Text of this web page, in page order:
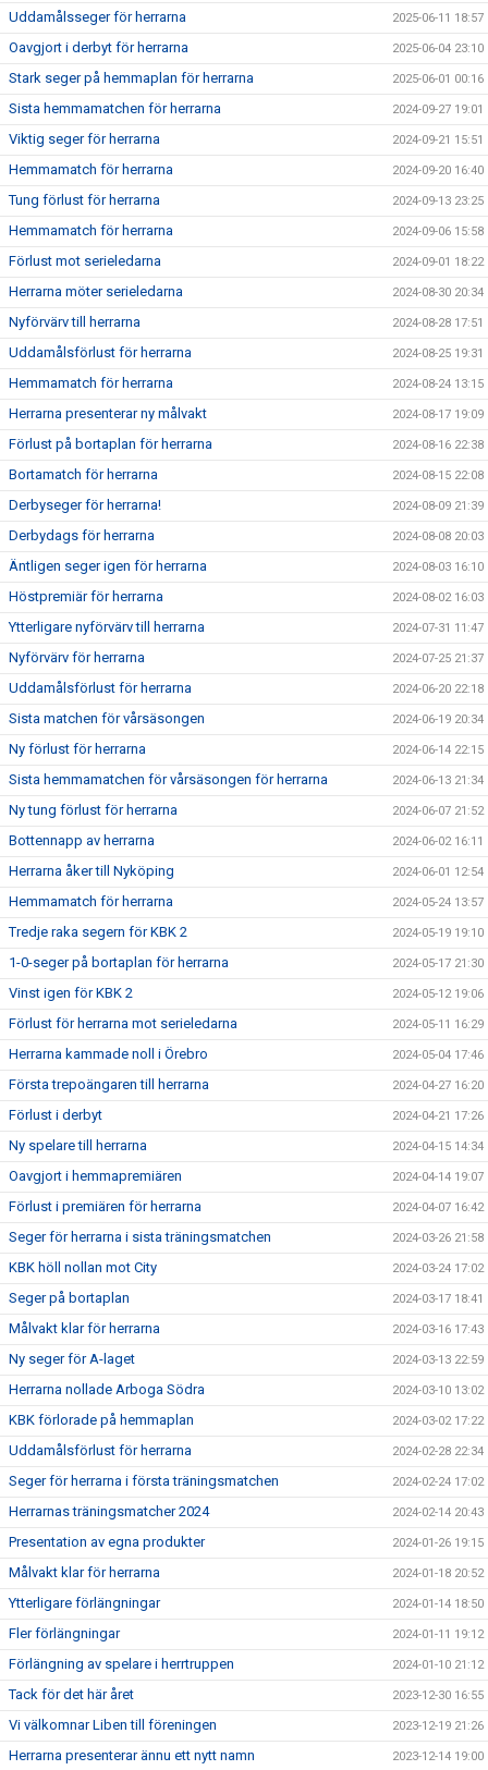
Uddamålsseger för herrarna 2025-06-11 18:57
Oavgjort i derbyt för herrarna 2025-06-04 23:10
Stark seger på hemmaplan för herrarna 2025-06-01 00:16
Sista hemmamatchen för herrarna 2024-09-27 19:01
Viktig seger för herrarna 2024-09-21 15:51
Hemmamatch för herrarna 2024-09-20 16:40
Tung förlust för herrarna 2024-09-13 23:25
Hemmamatch för herrarna 2024-09-06 15:58
Förlust mot serieledarna 2024-09-01 18:22
Herrarna möter serieledarna 2024-08-30 20:34
Nyförvärv till herrarna 2024-08-28 17:51
Uddamålsförlust för herrarna 2024-08-25 19:31
Hemmamatch för herrarna 2024-08-24 13:15
Herrarna presenterar ny målvakt 2024-08-17 19:09
Förlust på bortaplan för herrarna 2024-08-16 22:38
Bortamatch för herrarna 2024-08-15 22:08
Derbyseger för herrarna! 2024-08-09 21:39
Derbydags för herrarna 2024-08-08 20:03
Äntligen seger igen för herrarna 2024-08-03 16:10
Höstpremiär för herrarna 2024-08-02 16:03
Ytterligare nyförvärv till herrarna 2024-07-31 11:47
Nyförvärv för herrarna 2024-07-25 21:37
Uddamålsförlust för herrarna 2024-06-20 22:18
Sista matchen för vårsäsongen 2024-06-19 20:34
Ny förlust för herrarna 2024-06-14 22:15
Sista hemmamatchen för vårsäsongen för herrarna 2024-06-13 21:34
Ny tung förlust för herrarna 2024-06-07 21:52
Bottennapp av herrarna 2024-06-02 16:11
Herrarna åker till Nyköping 2024-06-01 12:54
Hemmamatch för herrarna 2024-05-24 13:57
Tredje raka segern för KBK 2 2024-05-19 19:10
1-0-seger på bortaplan för herrarna 2024-05-17 21:30
Vinst igen för KBK 2 2024-05-12 19:06
Förlust för herrarna mot serieledarna 2024-05-11 16:29
Herrarna kammade noll i Örebro 2024-05-04 17:46
Första trepoängaren till herrarna 2024-04-27 16:20
Förlust i derbyt 2024-04-21 17:26
Ny spelare till herrarna 2024-04-15 14:34
Oavgjort i hemmapremiären 2024-04-14 19:07
Förlust i premiären för herrarna 2024-04-07 16:42
Seger för herrarna i sista träningsmatchen 2024-03-26 21:58
KBK höll nollan mot City 2024-03-24 17:02
Seger på bortaplan 2024-03-17 18:41
Målvakt klar för herrarna 2024-03-16 17:43
Ny seger för A-laget 2024-03-13 22:59
Herrarna nollade Arboga Södra 2024-03-10 13:02
KBK förlorade på hemmaplan 2024-03-02 17:22
Uddamålsförlust för herrarna 2024-02-28 22:34
Seger för herrarna i första träningsmatchen 2024-02-24 17:02
Herrarnas träningsmatcher 2024 2024-02-14 20:43
Presentation av egna produkter 2024-01-26 19:15
Målvakt klar för herrarna 2024-01-18 20:52
Ytterligare förlängningar 2024-01-14 18:50
Fler förlängningar 2024-01-11 19:12
Förlängning av spelare i herrtruppen 2024-01-10 21:12
Tack för det här året 2023-12-30 16:55
Vi välkomnar Liben till föreningen 2023-12-19 21:26
Herrarna presenterar ännu ett nytt namn 2023-12-14 19:00